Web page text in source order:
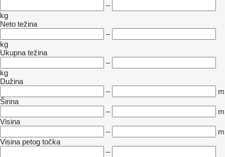
–
kg
Neto težina
–
kg
Ukupna težina
–
kg
Dužina
–
m
Širina
–
m
Visina
–
m
Visina petog točka
–